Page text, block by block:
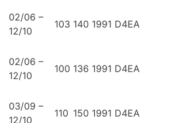
02/06 –
12/10
103 140 1991 D4EA
02/06 –
12/10
100 136 1991 D4EA
03/09 –
12/10
110 150 1991 D4EA